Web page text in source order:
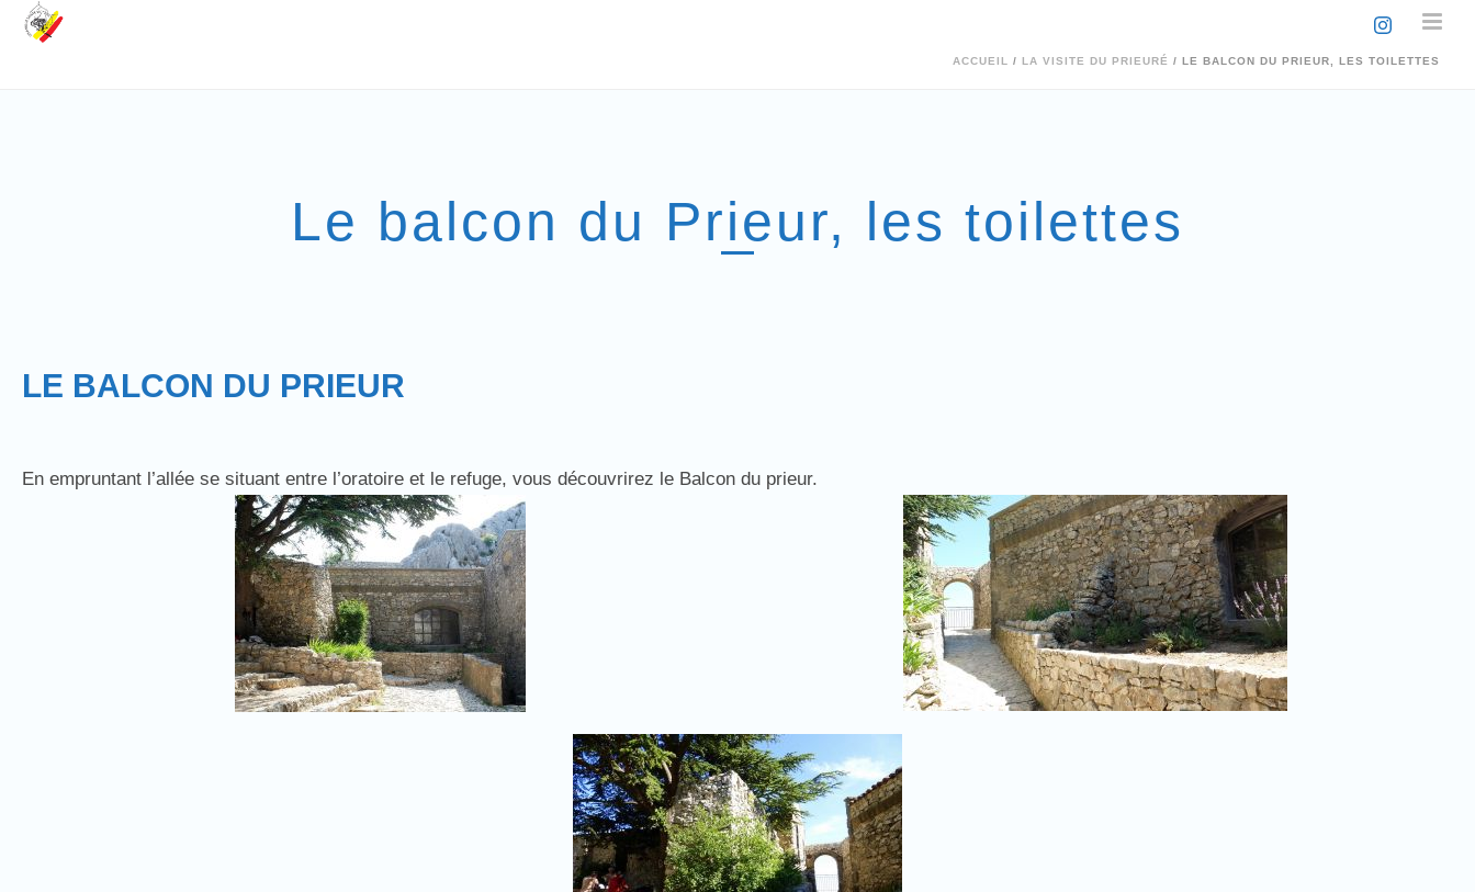
ACCUEIL / LA VISITE DU PRIEURÉ / LE BALCON DU PRIEUR, LES TOILETTES
Le balcon du Prieur, les toilettes
LE BALCON DU PRIEUR
En empruntant l’allée se situant entre l’oratoire et le refuge, vous découvrirez le Balcon du prieur.